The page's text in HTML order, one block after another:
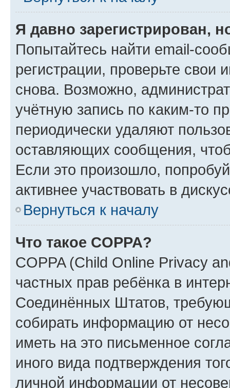
Я давно зарегистрирован,
Попытайтесь найти email-
регистрации, проверьте свои
снова. Возможно,
учётную запись по каким-то
периодически удаляют
оставляющих сообщения,
Если это произошло,
активнее участвовать в
Вернуться к началу
Что такое COPPA?
COPPA (Child Online Privacy
частных прав ребёнка в
Соединённых Штатов,
собирать информацию от
иметь на это письменное
иного вида подтверждения
личной информации от